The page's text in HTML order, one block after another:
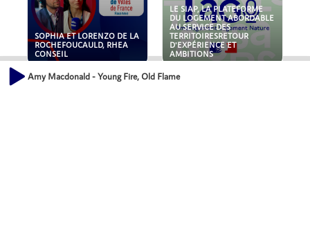
SOPHIA ET LORENZO DE LA
ROCHEFOUCAULD, RHEA
CONSEIL
LE SIAP, LA PLATEFORME
DU LOGEMENT ABORDABLE
AU SERVICE DES
TERRITOIRESRETOUR
D'EXPÉRIENCE ET
AMBITIONS
Amy Macdonald - Young Fire, Old Flame